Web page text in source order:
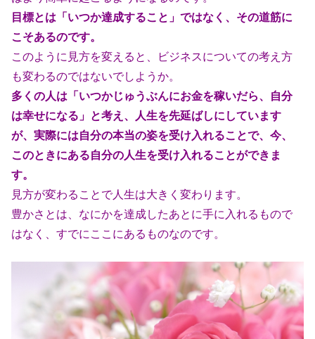
目標とは「いつか達成すること」ではなく、その道筋に
こそあるのです。
このように見方を変えると、ビジネスについての考え方
も変わるのではないでしようか。
多くの人は「いつかじゅうぶんにお金を稼いだら、自分
は幸せになる」と考え、
人生を先延ばしにしています
が、実際には自分の本当の姿を受け入れることで、今、
このときにある自分の人生を受け入れることができま
す。
見方が変わることで人生は大きく変わります。
豊かさとは、なにかを達成したあとに手に入れるもので
はなく、すでにここ にあるものなのです。